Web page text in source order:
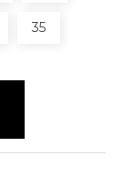
35